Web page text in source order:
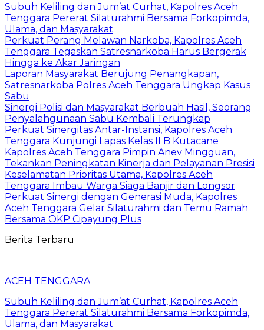
Subuh Keliling dan Jum’at Curhat, Kapolres Aceh
Tenggara Pererat Silaturahmi Bersama Forkopimda,
Ulama, dan Masyarakat
Perkuat Perang Melawan Narkoba, Kapolres Aceh
Tenggara Tegaskan Satresnarkoba Harus Bergerak
Hingga ke Akar Jaringan
Laporan Masyarakat Berujung Penangkapan,
Satresnarkoba Polres Aceh Tenggara Ungkap Kasus
Sabu
Sinergi Polisi dan Masyarakat Berbuah Hasil, Seorang
Penyalahgunaan Sabu Kembali Terungkap
Perkuat Sinergitas Antar-Instansi, Kapolres Aceh
Tenggara Kunjungi Lapas Kelas II B Kutacane
Kapolres Aceh Tenggara Pimpin Anev Mingguan,
Tekankan Peningkatan Kinerja dan Pelayanan Presisi
Keselamatan Prioritas Utama, Kapolres Aceh
Tenggara Imbau Warga Siaga Banjir dan Longsor
Perkuat Sinergi dengan Generasi Muda, Kapolres
Aceh Tenggara Gelar Silaturahmi dan Temu Ramah
Bersama OKP Cipayung Plus
Berita Terbaru
ACEH TENGGARA
Subuh Keliling dan Jum’at Curhat, Kapolres Aceh
Tenggara Pererat Silaturahmi Bersama Forkopimda,
Ulama, dan Masyarakat